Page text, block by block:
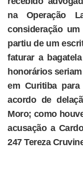
na Operação
consideração
partiu de um
faturar a
honorários
em Curitiba
acordo de
Moro; como
acusação a
247 Tereza